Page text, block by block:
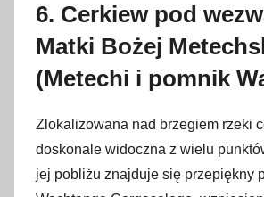
6. Cerkiew pod
Matki Bożej
(Metechi i pomnik
Zlokalizowana nad brzegiem rzeki
doskonale widoczna z wielu
jej pobliżu znajduje się przepiękny